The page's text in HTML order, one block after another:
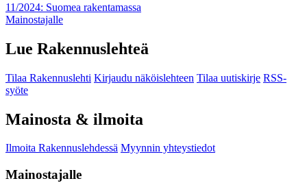
11/2024: Suomea rakentamassa
Mainostajalle
Lue Rakennuslehteä
Tilaa Rakennuslehti Kirjaudu näköislehteen Tilaa uutiskirje RSS-
syöte
Mainosta & ilmoita
Ilmoita Rakennuslehdessä Myynnin yhteystiedot
Mainostajalle